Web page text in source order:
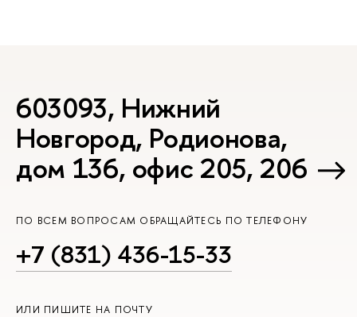
603093, Нижний
Новгород, Родионова,
дом 136, офис 205, 206
ПО ВСЕМ ВОПРОСАМ ОБРАЩАЙТЕСЬ ПО ТЕЛЕФОНУ
+7 (831) 436-15-33
ИЛИ ПИШИТЕ НА ПОЧТУ